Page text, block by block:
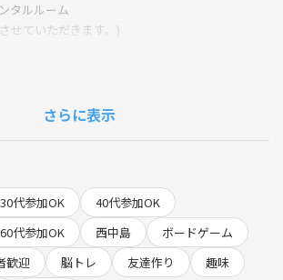
タルルーム
せていただきます。)
始（おすすめゲームの簡単な説明も）
散
さらに表示
30代参加OK
40代参加OK
60代参加OK 西中島
ボードゲーム
歓迎 脳トレ 友達作り
趣味